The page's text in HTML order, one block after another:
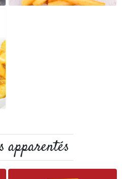
apparentés